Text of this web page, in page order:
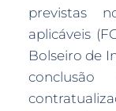
previstas
aplicáveis
Bolseiro de